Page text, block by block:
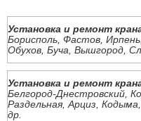
Установка и ремонт
Борисполь, Фастов,
Обухов, Буча, Вышгород,
Установка и ремонт
Белгород-Днестровский,
Раздельная, Арциз,
др.